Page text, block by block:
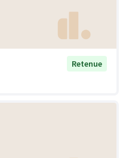
Retenue